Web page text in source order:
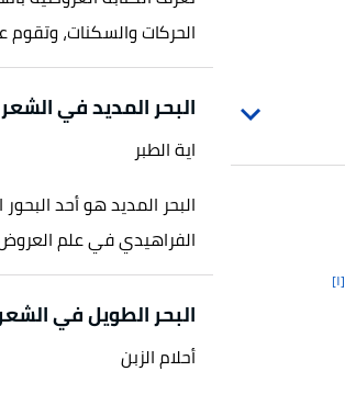
[١]
الحركات والسكنات، وتقوم
البحر المديد في
اية الطبر
البحر المديد هو أحد
الفراهيدي في علم
البحر الطويل في
أحلام الزبن